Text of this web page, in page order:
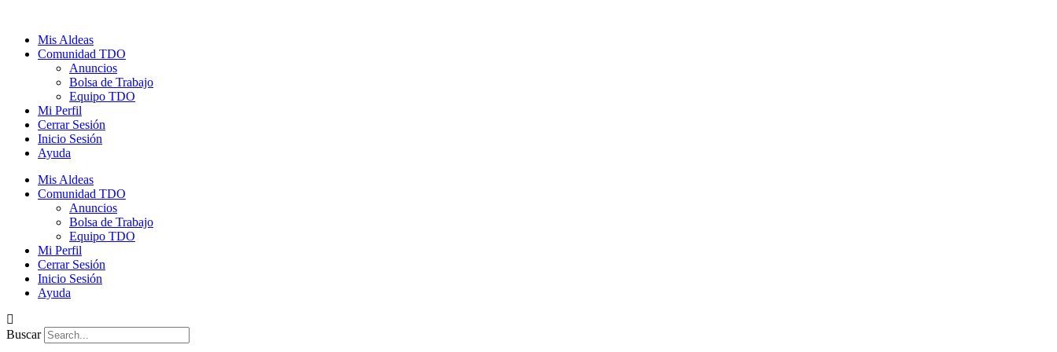
contenidoMis Aldeas
Comunidad TDO
Anuncios
Bolsa de Trabajo
Equipo TDO
Mi Perfil
Cerrar Sesión
Inicio Sesión
Ayuda
Mis Aldeas
Comunidad TDO
Anuncios
Bolsa de Trabajo
Equipo TDO
Mi Perfil
Cerrar Sesión
Inicio Sesión
Ayuda
Buscar